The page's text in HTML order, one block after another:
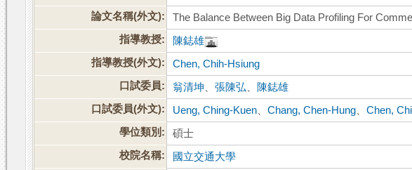
論文名稱(外文):
The Balance Between Big Data Profiling For
指導教授:
陳鋕雄
指導教授(外文):
Chen, Chih-Hsiung
口試委員:
翁清坤 、張陳弘
陳鋕雄
口試委員(外文):
Ueng, Ching-Kuen 、Chang, Chen-Hung 、Chen,
學位類別:
碩士
校院名稱:
國立交通大學